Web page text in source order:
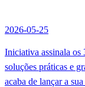
2026-05-25
Iniciativa assinala os
soluções práticas e
acaba de lançar a